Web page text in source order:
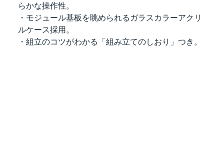
らかな操作性。
・モジュール基板を眺められるガラスカラーアクリ
ルケース採用。
・組立のコツがわかる「組み立てのしおり」つき。